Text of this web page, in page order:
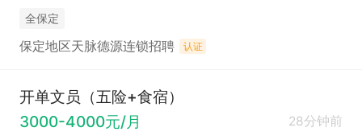
全保定
保定地区天脉德源连锁招聘 认证
开单文员（五险+食宿）
3000-4000元/月
28分钟前